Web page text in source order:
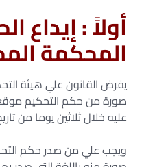
أولاً : إيداع
المحكمة
يفرض القانون علي هيئة
صورة من حكم التحكيم
عليه خلال ثلاثين يوما من تاريخ
ويجب علي من صدر حكم